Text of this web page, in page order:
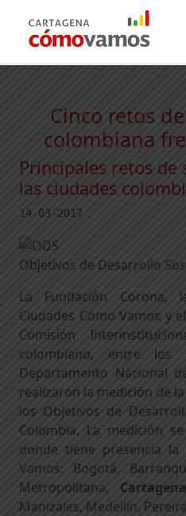
Cinco retos
colombiana
Principales retos
las ciudades
14-03-2017
Objetivos de Desarrollo
La Fundación Corona,
Ciudades Cómo Vamos y
Comisión
colombiano, entre
Departamento Nacional
realizaron la medición de
los Objetivos de
Colombia. La medición
donde tiene presencia la
Vamos: Bogotá,
Metropolitana, Cartagena
Manizales, Medellín,